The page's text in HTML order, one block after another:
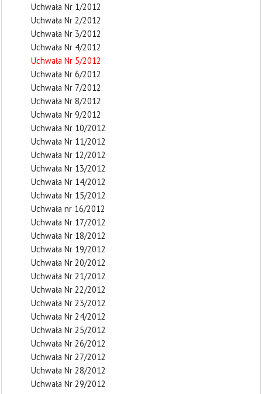
Uchwała Nr 1/2012
Uchwała Nr 2/2012
Uchwała Nr 3/2012
Uchwała Nr 4/2012
Uchwała Nr 5/2012
Uchwała Nr 6/2012
Uchwała Nr 7/2012
Uchwała Nr 8/2012
Uchwała Nr 9/2012
Uchwała Nr 10/2012
Uchwała Nr 11/2012
Uchwała Nr 12/2012
Uchwała Nr 13/2012
Uchwała Nr 14/2012
Uchwała Nr 15/2012
Uchwała nr 16/2012
Uchwała Nr 17/2012
Uchwała Nr 18/2012
Uchwała Nr 19/2012
Uchwała Nr 20/2012
Uchwała Nr 21/2012
Uchwała Nr 22/2012
Uchwała Nr 23/2012
Uchwała Nr 24/2012
Uchwała Nr 25/2012
Uchwała Nr 26/2012
Uchwała Nr 27/2012
Uchwała Nr 28/2012
Uchwała Nr 29/2012